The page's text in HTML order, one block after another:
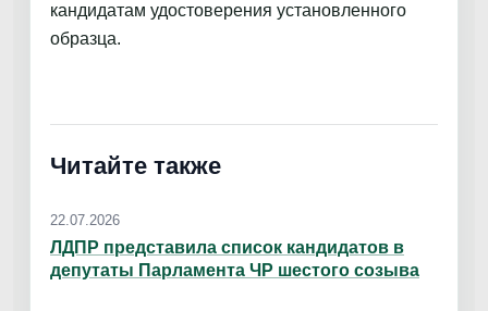
кандидатам удостоверения установленного
образца.
Читайте также
22.07.2026
ЛДПР представила список кандидатов в
депутаты Парламента ЧР шестого созыва